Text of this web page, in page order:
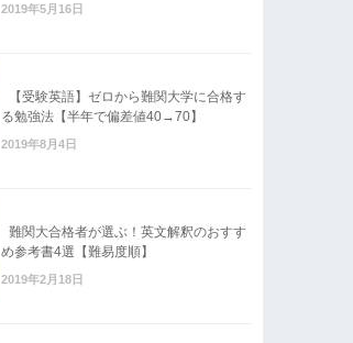
2019年5月16日
【受験英語】ゼロから難関大学に合格す
る勉強法【半年で偏差値40→70】
2019年8月4日
難関大合格者が選ぶ！英文解釈のおすす
め参考書4選【難易度順】
2019年2月18日